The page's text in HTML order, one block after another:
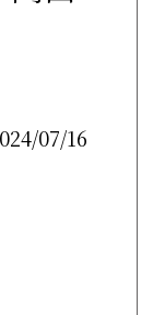
07/16